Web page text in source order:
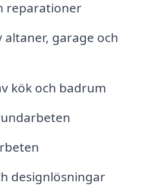
reparationer
altaner, garage och
kök och badrum
designlösningar